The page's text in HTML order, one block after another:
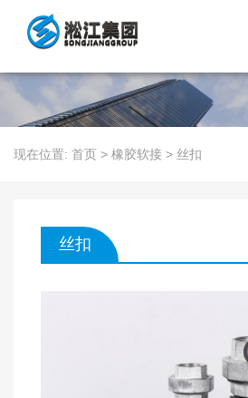
现在位置: 首页 > 橡胶软接 > 丝扣
丝扣